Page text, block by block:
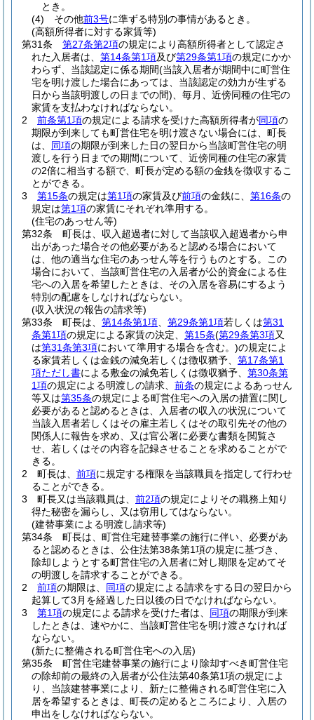
とき。
(4)
その他前3号に準ずる特別の事情があるとき。
(高額所得者に対する家賃等)
第31条
第27条第2項の規定により高額所得者として認定さ
れた入居者は、 第14条第1項及び第29条第1項の規定にかか
わらず、当該認定に係る期間(当該入居者が期間中に町営住
宅を明け渡した場合にあっては、当該認定の効力が生ずる
日から当該明渡しの日までの間) 、毎月、近傍同種の住宅の
家賃を支払わなければならない。
2
前条第1項の規定による請求を受けた高額所得者が同項の
期限が到来しても町営住宅を明け渡さない場合には、町長
は、 同項の期限が到来した日の翌日から当該町営住宅の明
渡しを行う日までの期間について、近傍同種の住宅の家賃
の2倍に相当する額で、町長が定める額の金銭を徴収するこ
とができる。
3
第15条の規定は第1項の家賃及び前項の金銭に、 第16条の
規定は第1項の家賃にそれぞれ準用する。
(住宅のあっせん等)
第32条
町長は、収入超過者に対して当該収入超過者から申
出があった場合その他必要があると認める場合において
は、他の適当な住宅のあっせん等を行うものとする。
この
場合において、当該町営住宅の入居者が公的資金による住
宅への入居を希望したときは、その入居を容易にするよう
特別の配慮をしなければならない。
(収入状況の報告の請求等)
第33条
町長は、 第14条第1項 第29条第1項若しくは第31
条第1項の規定による家賃の決定、 第15条(第29条第3項又
は第31条第3項において準用する場合を含む。)の規定によ
る家賃若しくは金銭の減免若しくは徴収猶予、 第17条第1
項ただし書による敷金の減免若しくは徴収猶予、 第30条第
1項の規定による明渡しの請求、 前条の規定によるあっせん
等又は第35条の規定による町営住宅への入居の措置に関し
必要があると認めるときは、入居者の収入の状況について
当該入居者若しくはその雇主若しくはその取引先その他の
関係人に報告を求め、又は官公署に必要な書類を閲覧さ
せ、若しくはその内容を記録させることを求めることがで
きる。
2
町長は、 前項に規定する権限を当該職員を指定して行わせ
ることができる。
3
町長又は当該職員は、 前2項の規定によりその職務上知り
得た秘密を漏らし、又は窃用してはならない。
(建替事業による明渡し請求等)
第34条
町長は、町営住宅建替事業の施行に伴い、必要があ
ると認めるときは、公住法第38条第1項の規定に基づき、
除却しようとする町営住宅の入居者に対し期限を定めてそ
の明渡しを請求することができる。
2
前項の期限は、 同項の規定による請求をする日の翌日から
起算して3月を経過した日以後の日でなければならない。
3
第1項の規定による請求を受けた者は、 同項の期限が到来
したときは、速やかに、当該町営住宅を明け渡さなければ
ならない。
(新たに整備される町営住宅への入居)
第35条
町営住宅建替事業の施行により除却すべき町営住宅
の除却前の最終の入居者が公住法第40条第1項の規定によ
り、当該建替事業により、新たに整備される町営住宅に入
居を希望するときは、町長の定めるところにより、入居の
申出をしなければならない。